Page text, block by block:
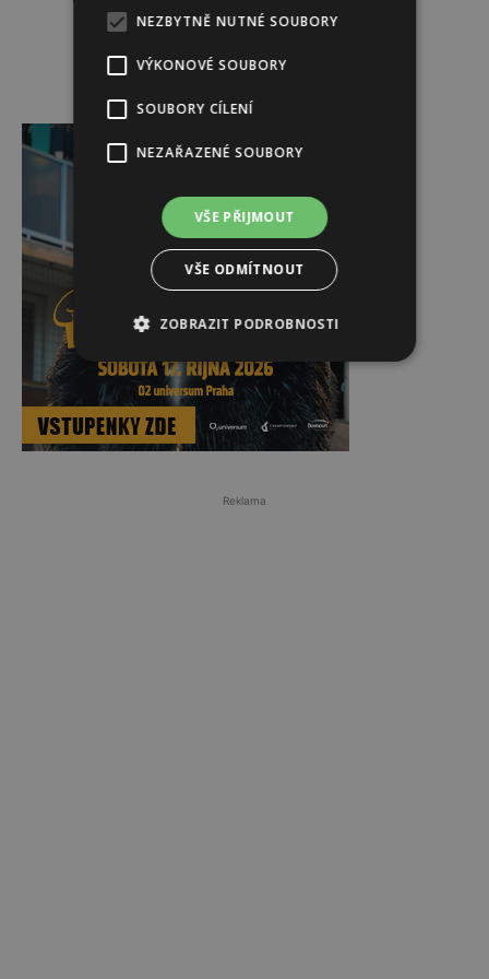
Reklama
Reklama
NEZBYTNĚ NUTNÉ SOUBORY
VÝKONOVÉ SOUBORY
SOUBORY CÍLENÍ
NEZAŘAZENÉ SOUBORY
VŠE PŘIJMOUT
VŠE ODMÍTNOUT
ZOBRAZIT PODROBNOSTI